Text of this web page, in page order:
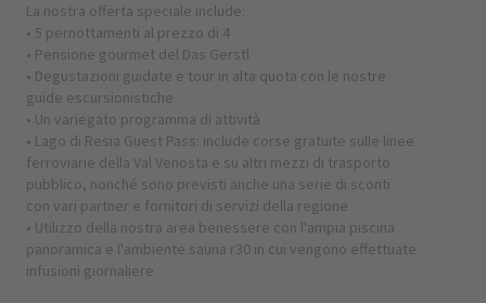
La nostra offerta speciale include:
• 5 pernottamenti al prezzo di 4
• Pensione gourmet del Das Gerstl
• Degustazioni guidate e tour in alta quota con le nostre
guide escursionistiche
• Un variegato programma di attività
• Lago di Resia Guest Pass: include corse gratuite sulle linee
ferroviarie della Val Venosta e su altri mezzi di trasporto
pubblico, nonché sono previsti anche una serie di sconti
con vari partner e fornitori di servizi della regione
• Utilizzo della nostra area benessere con l'ampia piscina
panoramica e l'ambiente sauna r30 in cui vengono effettuate
infusioni giornaliere